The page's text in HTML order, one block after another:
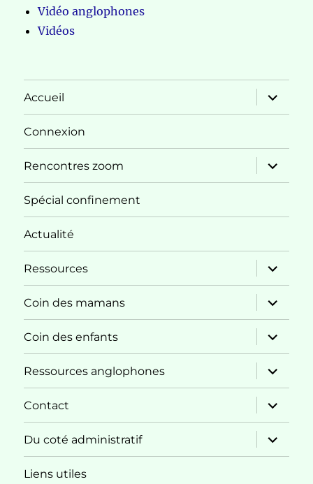
Vidéo anglophones
Vidéos
Accueil
ouvrir
le
sous-
Connexion
Rencontres zoom
ouvrir
le
sous-
Spécial confinement
Actualité
Ressources
ouvrir
le
sous-
menu
Coin des mamans
ouvrir
le
sous-
menu
Coin des enfants
ouvrir
le
sous-
menu
Ressources anglophones
ouvrir
le
sous-
menu
Contact
ouvrir
le
sous-
menu
Du coté administratif
ouvrir
le
sous-
Liens utiles